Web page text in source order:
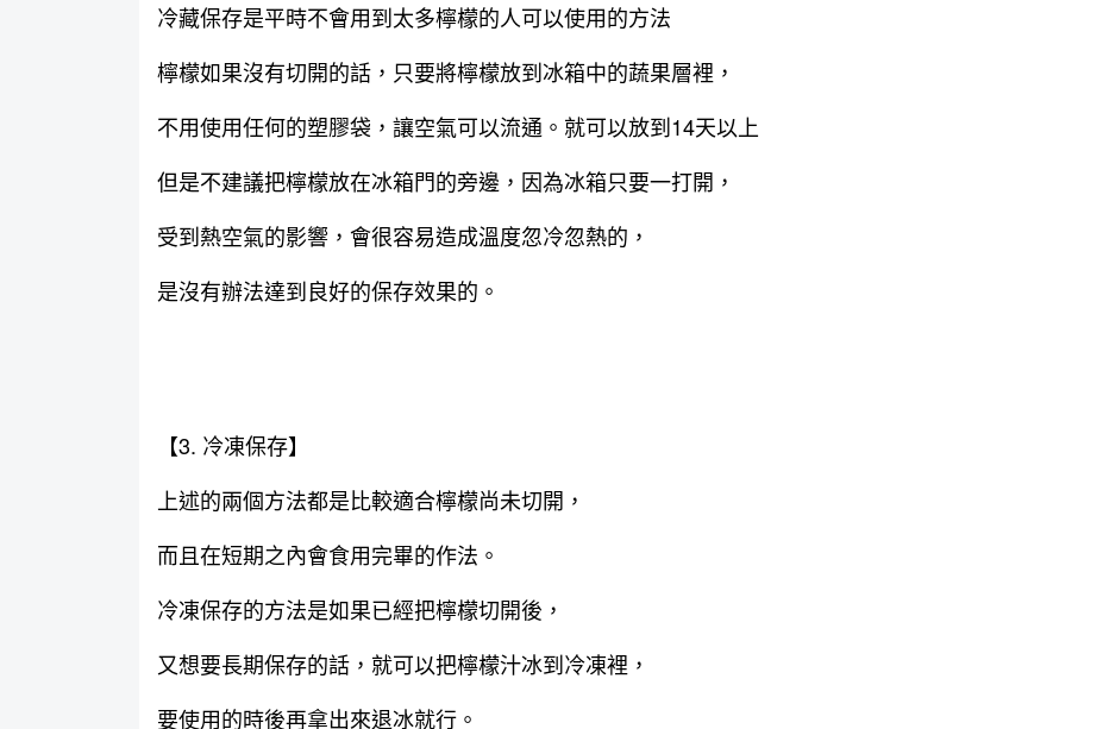
冷藏保存是平時不會用到太多檸檬的人可以使用的方法
檸檬如果沒有切開的話，只要將檸檬放到冰箱中的蔬果層裡，
不用使用任何的塑膠袋，讓空氣可以流通。就可以放到14天以上
但是不建議把檸檬放在冰箱門的旁邊，因為冰箱只要一打開，
受到熱空氣的影響，會很容易造成溫度忽冷忽熱的，
是沒有辦法達到良好的保存效果的。
【3. 冷凍保存】
上述的兩個方法都是比較適合檸檬尚未切開，
而且在短期之內會食用完畢的作法。
冷凍保存的方法是如果已經把檸檬切開後，
又想要長期保存的話，就可以把檸檬汁冰到冷凍裡，
要使用的時後再拿出來退冰就行。